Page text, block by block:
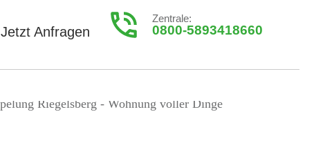
Jetzt Anfragen
Zentrale:
0800-5893418660